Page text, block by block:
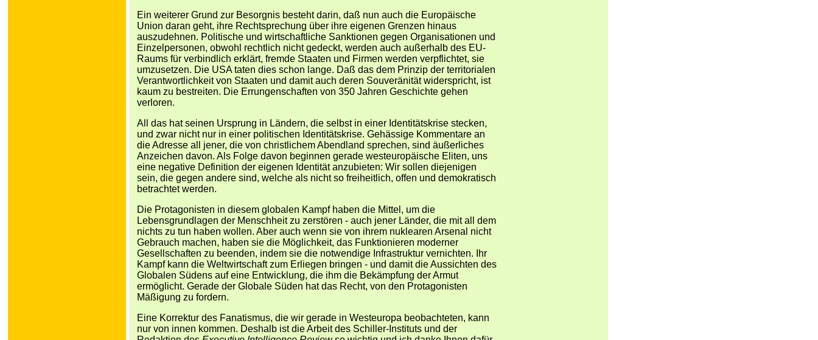
Ein weiterer Grund zur Besorgnis besteht darin, daß nun auch die Europäische
Union daran geht, ihre Rechtsprechung über ihre eigenen Grenzen hinaus
auszudehnen. Politische und wirtschaftliche Sanktionen gegen Organisationen und
Einzelpersonen, obwohl rechtlich nicht gedeckt, werden auch außerhalb des EU-
Raums für verbindlich erklärt, fremde Staaten und Firmen werden verpflichtet, sie
umzusetzen. Die USA taten dies schon lange. Daß das dem Prinzip der territorialen
Verantwortlichkeit von Staaten und damit auch deren Souveränität widerspricht, ist
kaum zu bestreiten. Die Errungenschaften von 350 Jahren Geschichte gehen
verloren.
All das hat seinen Ursprung in Ländern, die selbst in einer Identitätskrise stecken,
und zwar nicht nur in einer politischen Identitätskrise. Gehässige Kommentare an
die Adresse all jener, die von christlichem Abendland sprechen, sind äußerliches
Anzeichen davon. Als Folge davon beginnen gerade westeuropäische Eliten, uns
eine negative Definition der eigenen Identität anzubieten: Wir sollen diejenigen
sein, die gegen andere sind, welche als nicht so freiheitlich, offen und demokratisch
betrachtet werden.
Die Protagonisten in diesem globalen Kampf haben die Mittel, um die
Lebensgrundlagen der Menschheit zu zerstören - auch jener Länder, die mit all dem
nichts zu tun haben wollen. Aber auch wenn sie von ihrem nuklearen Arsenal nicht
Gebrauch machen, haben sie die Möglichkeit, das Funktionieren moderner
Gesellschaften zu beenden, indem sie die notwendige Infrastruktur vernichten. Ihr
Kampf kann die Weltwirtschaft zum Erliegen bringen - und damit die Aussichten des
Globalen Südens auf eine Entwicklung, die ihm die Bekämpfung der Armut
ermöglicht. Gerade der Globale Süden hat das Recht, von den Protagonisten
Mäßigung zu fordern.
Eine Korrektur des Fanatismus, die wir gerade in Westeuropa beobachteten, kann
nur von innen kommen. Deshalb ist die Arbeit des Schiller-Instituts und der